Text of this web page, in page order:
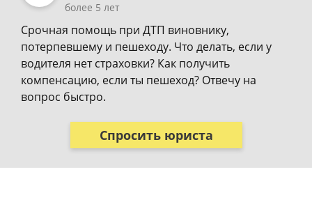
более 5 лет
Срочная помощь при ДТП виновнику,
потерпевшему и пешеходу. Что делать, если у
водителя нет страховки? Как получить
компенсацию, если ты пешеход? Отвечу на
вопрос быстро.
Спросить юриста